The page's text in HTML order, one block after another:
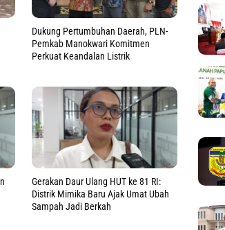
Dukung Pertumbuhan Daerah, PLN-
Pemkab Manokwari Komitmen
Perkuat Keandalan Listrik
Gerakan Daur Ulang HUT ke 81 RI:
Distrik Mimika Baru Ajak Umat Ubah
Sampah Jadi Berkah